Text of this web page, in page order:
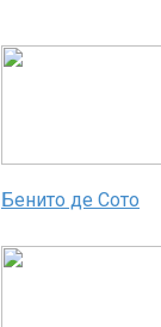
Бенито де Сото